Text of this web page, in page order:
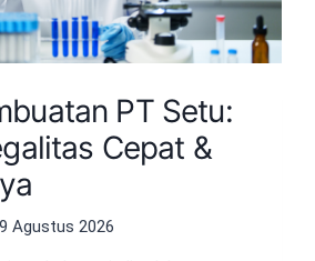
PT Setu:
Cepat &
9 Agustus 2026